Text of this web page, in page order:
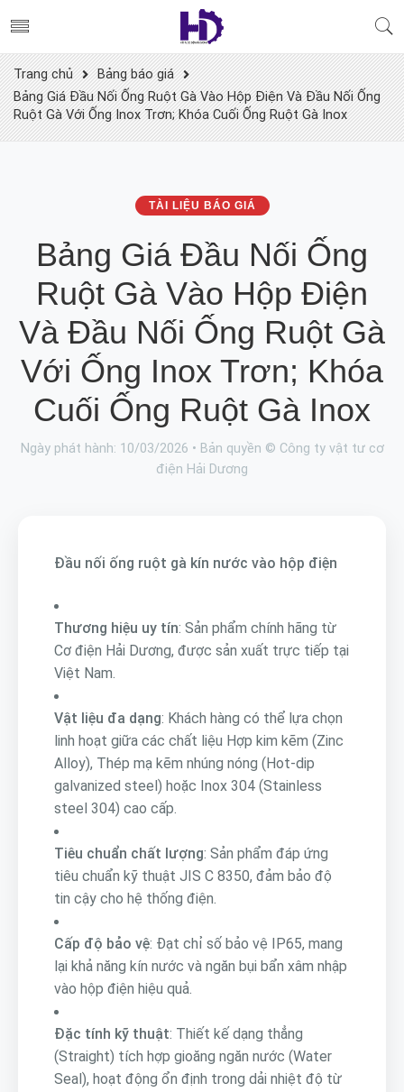
Trang chủ
Bảng báo giá
Bảng Giá Đầu Nối Ống Ruột Gà Vào Hộp Điện Và Đầu Nối Ống
Ruột Gà Với Ống Inox Trơn; Khóa Cuối Ống Ruột Gà Inox
TÀI LIỆU BÁO GIÁ
Bảng Giá Đầu Nối Ống
Ruột Gà Vào Hộp Điện
Và Đầu Nối Ống Ruột Gà
Với Ống Inox Trơn; Khóa
Cuối Ống Ruột Gà Inox
Ngày phát hành: 10/03/2026 • Bản quyền © Công ty vật tư cơ
điện Hải Dương
Đầu nối ống ruột gà kín nước vào hộp điện
Thương hiệu uy tín: Sản phẩm chính hãng từ
Cơ điện Hải Dương, được sản xuất trực tiếp tại
Việt Nam.
Vật liệu đa dạng: Khách hàng có thể lựa chọn
linh hoạt giữa các chất liệu Hợp kim kẽm (Zinc
Alloy), Thép mạ kẽm nhúng nóng (Hot-dip
galvanized steel) hoặc Inox 304 (Stainless
steel 304) cao cấp.
Tiêu chuẩn chất lượng: Sản phẩm đáp ứng
tiêu chuẩn kỹ thuật JIS C 8350, đảm bảo độ
tin cậy cho hệ thống điện.
Cấp độ bảo vệ: Đạt chỉ số bảo vệ IP65, mang
lại khả năng kín nước và ngăn bụi bẩn xâm nhập
vào hộp điện hiệu quả.
Đặc tính kỹ thuật: Thiết kế dạng thẳng
(Straight) tích hợp gioăng ngăn nước (Water
Seal), hoạt động ổn định trong dải nhiệt độ từ